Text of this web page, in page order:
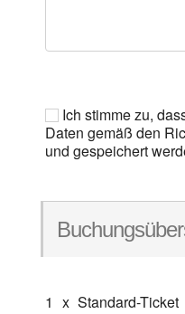
Ich stimme zu,
Daten gemäß den
und gespeichert
1 x Standard-Ticket